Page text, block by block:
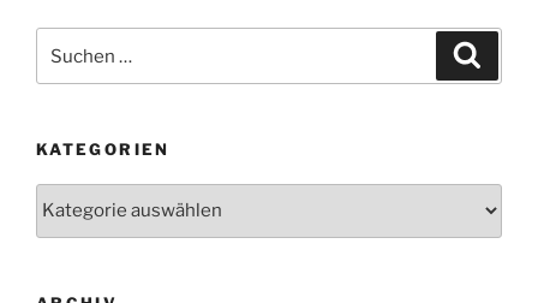
nach:
KATEGORIEN